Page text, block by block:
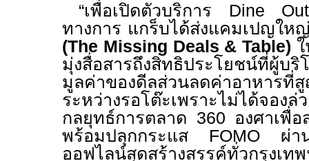
“เพื่อเปิดตัวบริการ Dine
ทางการ แกร็บได้ส่งแคมเปญให
(The Missing Deals & Table)
มุ่งสื่อสารถึงสิทธิประโยชน์ที่ผู้บ
มูลค่าของดีลส่วนลดค่าอาหารที่
ระหว่างรอโต๊ะเพราะไม่ได้จ
กลยุทธ์การตลาด 360 องศาเพื่อ
พร้อมปลุกกระแส FOMO ผ่า
ออฟไลน์สุดสร้างสรรค์ทั่วกรุง